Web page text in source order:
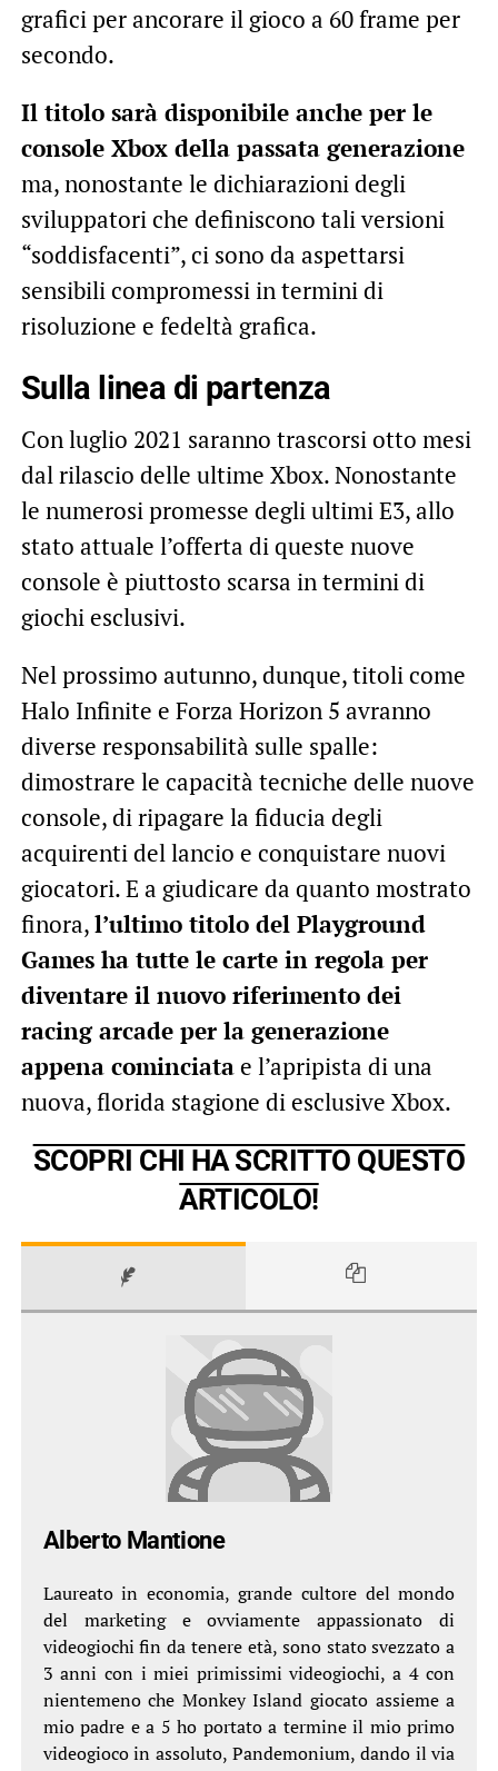
grafici per ancorare il gioco a 60 frame per
secondo.
Il titolo sarà disponibile anche per le
console Xbox della passata generazione
ma, nonostante le dichiarazioni degli
sviluppatori che definiscono tali versioni
“soddisfacenti”, ci sono da aspettarsi
sensibili compromessi in termini di
risoluzione e fedeltà grafica.
Sulla linea di partenza
Con luglio 2021 saranno trascorsi otto mesi
dal rilascio delle ultime Xbox. Nonostante
le numerosi promesse degli ultimi E3, allo
stato attuale l’offerta di queste nuove
console è piuttosto scarsa in termini di
giochi esclusivi.
Nel prossimo autunno, dunque, titoli come
Halo Infinite e Forza Horizon 5 avranno
diverse responsabilità sulle spalle:
dimostrare le capacità tecniche delle nuove
console, di ripagare la fiducia degli
acquirenti del lancio e conquistare nuovi
giocatori. E a giudicare da quanto mostrato
finora,l’ultimo titolo del Playground
Games ha tutte le carte in regola per
diventare il nuovo riferimento dei
racing arcade per la generazione
appena cominciatae l’apripista di una
nuova, florida stagione di esclusive Xbox.
SCOPRI CHI HA SCRITTO QUESTO
ARTICOLO!
Alberto Mantione
Laureato in economia, grande cultore del mondo
del marketing e ovviamente appassionato di
videogiochi fin da tenere età, sono stato svezzato a
3 anni con i miei primissimi videogiochi, a 4 con
nientemeno che Monkey Island giocato assieme a
mio padre e a 5 ho portato a termine il mio primo
videogioco in assoluto, Pandemonium, dando il via